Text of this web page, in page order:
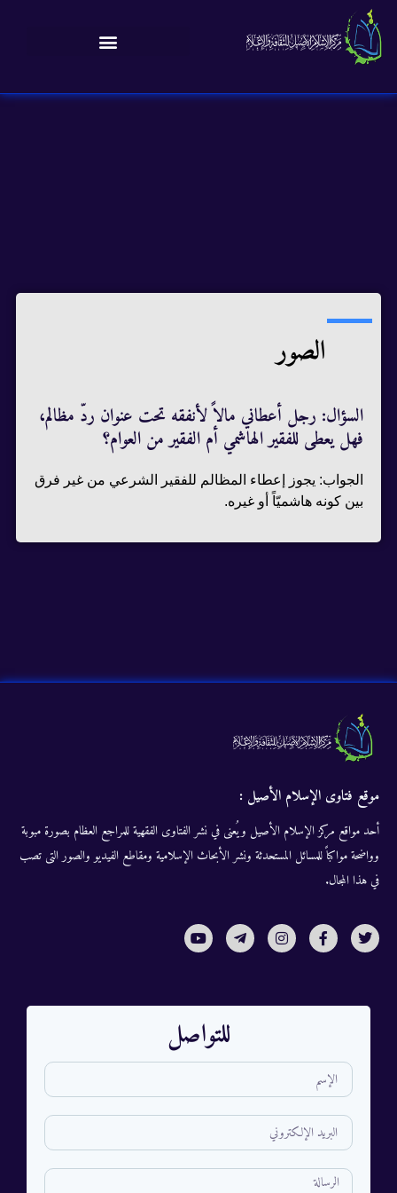
الصور
السؤال: رجل أعطاني مالاً لأنفقه تحت عنوان ردّ مظالم،
فهل يعطى للفقير الهاشمي أم الفقير من العوام؟
الجواب: يجوز إعطاء المظالم للفقير الشرعي من غير فرق
بين كونه هاشميّاً أو غيره.
موقع فتاوى الإسلام الأصيل :
أحد مواقع مركز الإسلام الأصيل ويُعنى في نشر الفتاوى الفقهية للمراجع العظام بصورة مبوبة
وواضحة مواكباً للمسائل المستحدثة ونشر الأبحاث الإسلامية ومقاطع الفيديو والصور التى تصب
في هذا المجال.
للتواصل